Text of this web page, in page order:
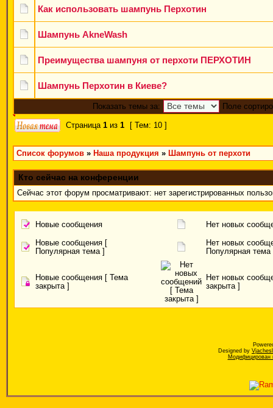
Как использовать шампунь Перхотин
Шампунь AkneWash
Преимущества шампуня от перхоти ПЕРХОТИН
Шампунь Перхотин в Киеве?
Показать темы за: Поле
Страница 1 из 1 [ Тем: 10 ]
Список форумов » Наша продукция » Шампунь от перхоти
Кто сейчас на конференции
Сейчас этот форум просматривают: нет зарегистрированных
Новые сообщения Нет новых
Новые сообщения [
Популярная тема ]
Нет новых
Популярная тема
Новые сообщения [ Тема
закрыта ]
Нет новых
закрыта ]
Designed by
Модифицирован